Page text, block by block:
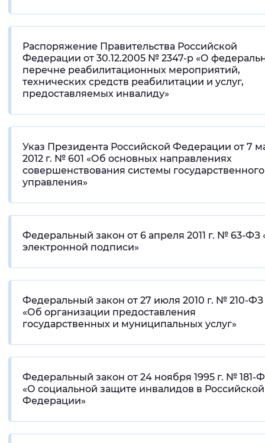
Распоряжение Правительства Российской
Федерации от 30.12.2005 № 2347-р «О
перечне реабилитационных мероприятий,
технических средств реабилитации и услуг,
предоставляемых инвалиду»
Указ Президента Российской Федерации от 7
2012 г. № 601 «Об основных направлениях
совершенствования системы государственного
управления»
Федеральный закон от 6 апреля 2011 г. № 63-ФЗ
электронной подписи»
Федеральный закон от 27 июля 2010 г. № 210-ФЗ
«Об организации предоставления
государственных и муниципальных услуг»
Федеральный закон от 24 ноября 1995 г. № 181-
«О социальной защите инвалидов в Российской
Федерации»